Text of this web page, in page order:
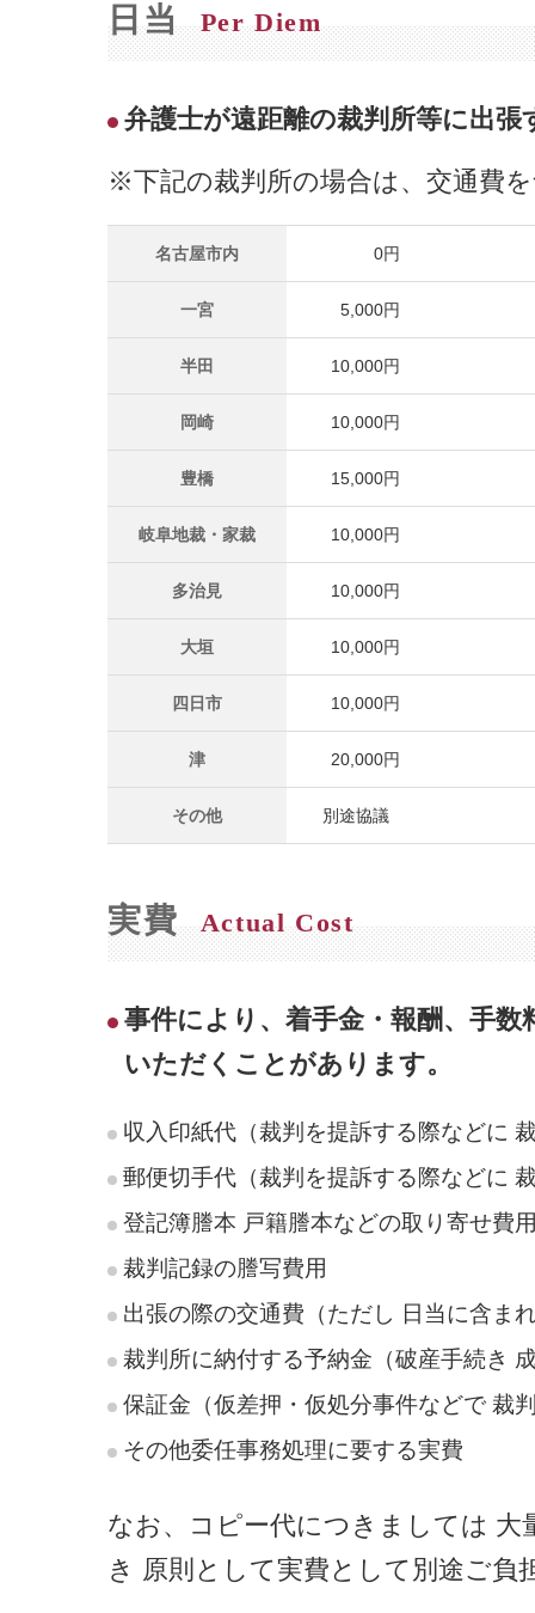
日当 Per Diem
弁護士が遠距離の裁判所等に出
※下記の裁判所の場合は、交通費
名古屋市内 0円
一宮 5,000円
半田 10,000円
岡崎 10,000円
豊橋 15,000円
岐阜地裁・家裁 10,000円
多治見 10,000円
大垣 10,000円
四日市 10,000円
津 20,000円
その他 別途協議
実費 Actual Cost
事件により、着手金・報酬、手
いただくことがあります。
収入印紙代（裁判を提訴する際などに
郵便切手代（裁判を提訴する際などに
登記簿謄本 戸籍謄本などの取り寄せ費
裁判記録の謄写費用
出張の際の交通費（ただし 日当に含ま
裁判所に納付する予納金（破産手続き
保証金（仮差押・仮処分事件などで 裁
その他委任事務処理に要する実費
なお、コピー代につきましては
き 原則として実費として別途ご